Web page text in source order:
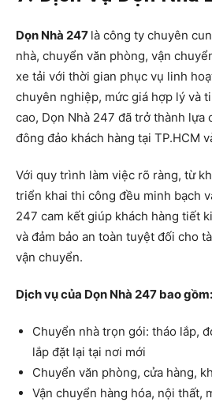
Dọn Nhà 247 là công ty chuyên
nhà, chuyển văn phòng, vận
xe tải với thời gian phục vụ linh
chuyên nghiệp, mức giá hợp lý và
cao, Dọn Nhà 247 đã trở thành lựa
đông đảo khách hàng tại TP.HCM
Với quy trình làm việc rõ ràng, từ
triển khai thi công đều minh bạch
247 cam kết giúp khách hàng tiết
và đảm bảo an toàn tuyệt đối cho
vận chuyển.
Dịch vụ của Dọn Nhà 247 bao gồm:
Chuyển nhà trọn gói: tháo lắp,
lắp đặt lại tại nơi mới
Chuyển văn phòng, cửa hàng,
Vận chuyển hàng hóa, nội thất,